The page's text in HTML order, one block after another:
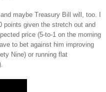
maybe Treasury Bill will, too. I
points given the stretch out and
price (5-to-1 on the morning
to bet against him improving
Nine) or running flat